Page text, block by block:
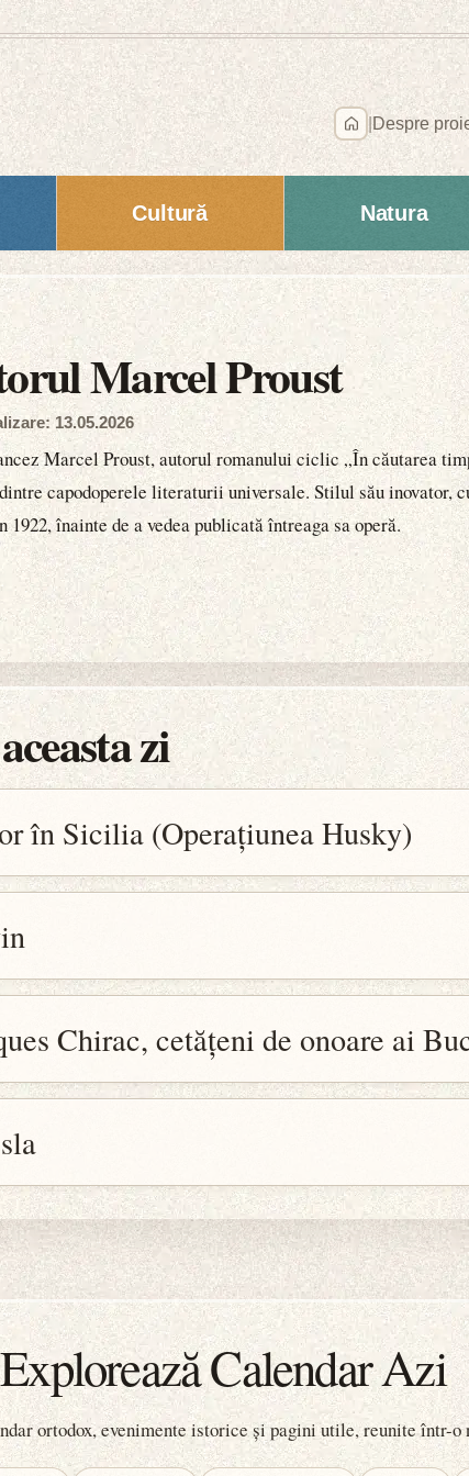
Despre
Cultură Natura
Marcel Proust
13.05.2026
Marcel Proust, autorul romanului ciclic „În căutarea
capodoperele literaturii universale. Stilul său inovator,
înainte de a vedea publicată întreaga sa operă.
zi
în Sicilia (Operațiunea Husky)
Chirac, cetățeni de onoare ai
Explorează Calendar Azi
ortodox, evenimente istorice și pagini utile, reunite într-o